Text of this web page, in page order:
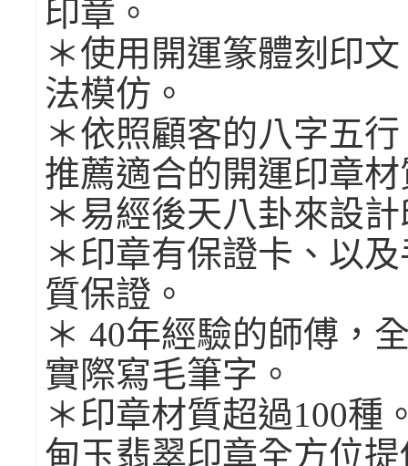
印章。
＊使用開運篆體刻印
法模仿。
＊依照顧客的八字五
推薦適合的開運印章
＊易經後天八卦來設
＊印章有保證卡、以
質保證。
＊ 40年經驗的師傅，
實際寫毛筆字。
＊印章材質超過100種
甸玉翡翠印章全方位